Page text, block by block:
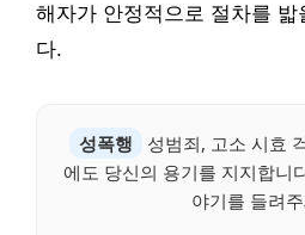
해자가 안정적으로 절차를 밟
다.
성폭행
성범죄, 고소 시효
에도 당신의 용기를 지지합니
야기를 들려